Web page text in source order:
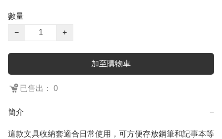
數量
−
+
加至購物車
已售出： 0
簡介 −
這款文具收納套適合日常使用，可方便存放鋼筆和記事本等